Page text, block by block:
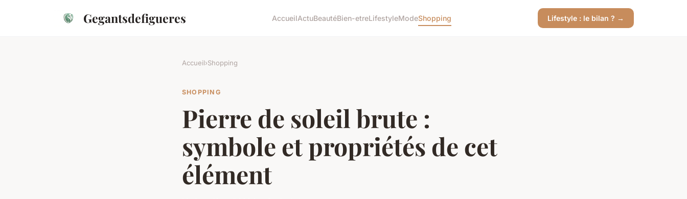
Gegantsdefigueres AccueilActuBeautéBien-etreLifestyleModeShopping Lifestyle : le bilan ? →
Accueil›Shopping
SHOPPING
Pierre de soleil brute :
symbole et propriétés de cet
élément